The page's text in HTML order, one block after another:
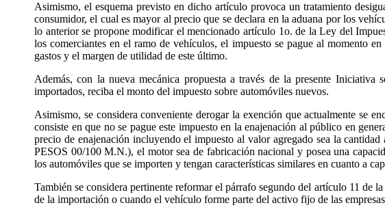
Asimismo, el esquema previsto en dicho artículo provoca un tratamiento
consumidor, el cual es mayor al precio que se declara en la aduana por los
lo anterior se propone modificar el mencionado artículo 1o. de la Ley del
los comerciantes en el ramo de vehículos, el impuesto se pague al momento
gastos y el margen de utilidad de este último.
Además, con la nueva mecánica propuesta a través de la presente
importados, reciba el monto del impuesto sobre automóviles nuevos.
Asimismo, se considera conveniente derogar la exención que actualmente se
consiste en que no se pague este impuesto en la enajenación al público en
precio de enajenación incluyendo el impuesto al valor agregado sea la
PESOS 00/100 M.N.), el motor sea de fabricación nacional y posea una
los automóviles que se importen y tengan características similares en cuanto a
También se considera pertinente reformar el párrafo segundo del artículo 11 de
de la importación o cuando el vehículo forme parte del activo fijo de las